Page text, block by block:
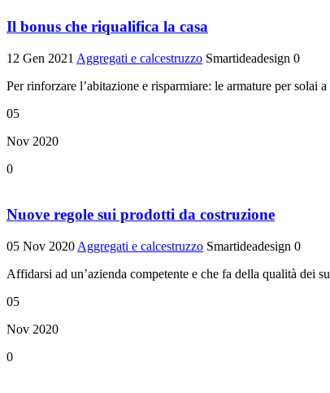
Il bonus che riqualifica la casa
12 Gen 2021 Aggregati e calcestruzzo Smartideadesign 0
Per rinforzare l’abitazione e risparmiare: le armature per
05
Nov 2020
0
Nuove regole sui prodotti da costruzione
05 Nov 2020 Aggregati e calcestruzzo Smartideadesign 0
Affidarsi ad un’azienda competente e che fa della qualità dei
05
Nov 2020
0